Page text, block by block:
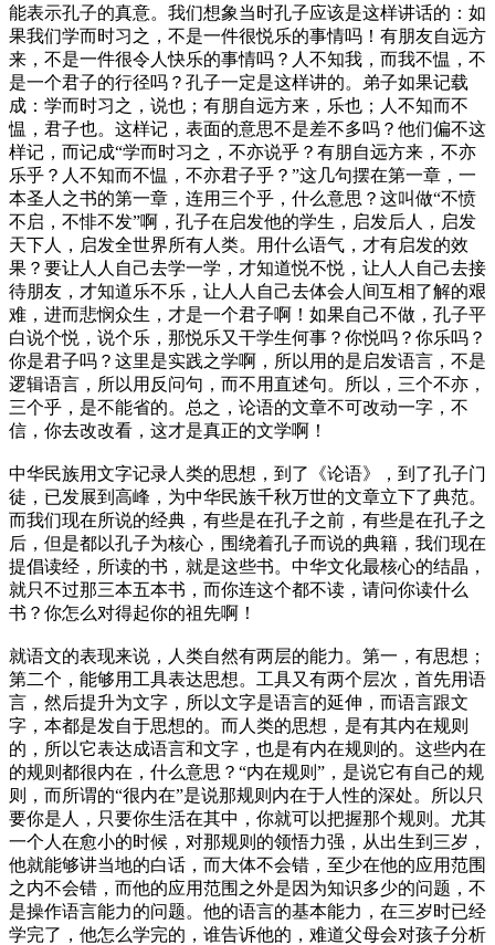
能表示孔子的真意。我们想象当时孔子应该是这样讲话的：如
果我们学而时习之，不是一件很悦乐的事情吗！有朋友自远方
来，不是一件很令人快乐的事情吗？人不知我，而我不愠，不
是一个君子的行径吗？孔子一定是这样讲的。弟子如果记载
成：学而时习之，说也；有朋自远方来，乐也；人不知而不
愠，君子也。这样记，表面的意思不是差不多吗？他们偏不这
样记，而记成“学而时习之，不亦说乎？有朋自远方来，不亦
乐乎？人不知而不愠，不亦君子乎？”这几句摆在第一章，一
本圣人之书的第一章，连用三个乎，什么意思？这叫做“不愤
不启，不悱不发”啊，孔子在启发他的学生，启发后人，启发
天下人，启发全世界所有人类。用什么语气，才有启发的效
果？要让人人自己去学一学，才知道悦不悦，让人人自己去接
待朋友，才知道乐不乐，让人人自己去体会人间互相了解的艰
难，进而悲悯众生，才是一个君子啊！如果自己不做，孔子平
白说个悦，说个乐，那悦乐又干学生何事？你悦吗？你乐吗？
你是君子吗？这里是实践之学啊，所以用的是启发语言，不是
逻辑语言，所以用反问句，而不用直述句。所以，三个不亦，
三个乎，是不能省的。总之，论语的文章不可改动一字，不
信，你去改改看，这才是真正的文学啊！
中华民族用文字记录人类的思想，到了《论语》，到了孔子门
徒，已发展到高峰，为中华民族千秋万世的文章立下了典范。
而我们现在所说的经典，有些是在孔子之前，有些是在孔子之
后，但是都以孔子为核心，围绕着孔子而说的典籍，我们现在
提倡读经，所读的书，就是这些书。中华文化最核心的结晶，
就只不过那三本五本书，而你连这个都不读，请问你读什么
书？你怎么对得起你的祖先啊！
就语文的表现来说，人类自然有两层的能力。第一，有思想；
第二个，能够用工具表达思想。工具又有两个层次，首先用语
言，然后提升为文字，所以文字是语言的延伸，而语言跟文
字，本都是发自于思想的。而人类的思想，是有其内在规则
的，所以它表达成语言和文字，也是有内在规则的。这些内在
的规则都很内在，什么意思？“内在规则”，是说它有自己的规
则，而所谓的“很内在”是说那规则内在于人性的深处。所以只
要你是人，只要你生活在其中，你就可以把握那个规则。尤其
一个人在愈小的时候，对那规则的领悟力强，从出生到三岁，
他就能够讲当地的白话，而大体不会错，至少在他的应用范围
之内不会错，而他的应用范围之外是因为知识多少的问题，不
是操作语言能力的问题。他的语言的基本能力，在三岁时已经
学完了，他怎么学完的，谁告诉他的，难道父母会对孩子分析